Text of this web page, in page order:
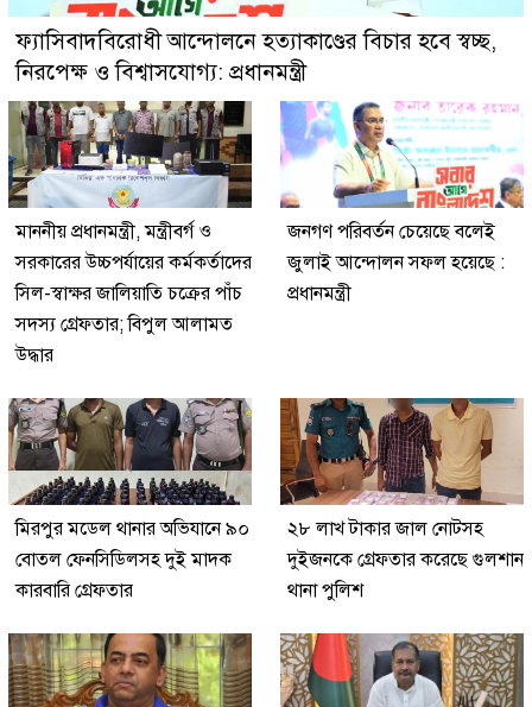
ফ্যাসিবাদবিরোধী আন্দোলনে হত্যাকাণ্ডের বিচার হবে স্বচ্ছ,
নিরপেক্ষ ও বিশ্বাসযোগ্য: প্রধানমন্ত্রী
মাননীয় প্রধানমন্ত্রী, মন্ত্রীবর্গ ও
সরকারের উচ্চপর্যায়ের কর্মকর্তাদের
সিল-স্বাক্ষর জালিয়াতি চক্রের পাঁচ
সদস্য গ্রেফতার; বিপুল আলামত
উদ্ধার
জনগণ পরিবর্তন চেয়েছে বলেই
জুলাই আন্দোলন সফল হয়েছে :
প্রধানমন্ত্রী
মিরপুর মডেল থানার অভিযানে ৯০
বোতল ফেনসিডিলসহ দুই মাদক
কারবারি গ্রেফতার
২৮ লাখ টাকার জাল নোটসহ
দুইজনকে গ্রেফতার করেছে গুলশান
থানা পুলিশ